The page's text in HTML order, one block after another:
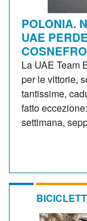
POLONIA.
UAE
La UAE Team
per le vittorie,
tantissime,
fatto
settimana,